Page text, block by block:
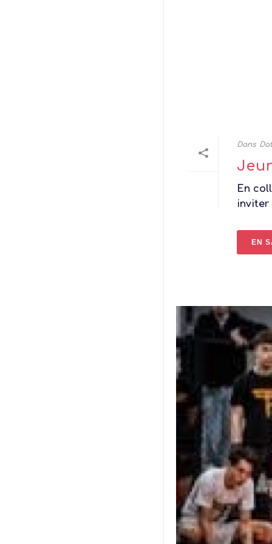
Dans
En
inviter
EN